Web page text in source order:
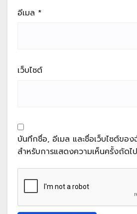
อีเมล *
เว็บไซต์
บันทึกชื่อ, อีเมล และชื่อเว็บไซต์ของ
สำหรับการแสดงความเห็นครั้งถัดไป